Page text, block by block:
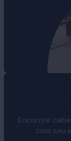
Encontre
com seu